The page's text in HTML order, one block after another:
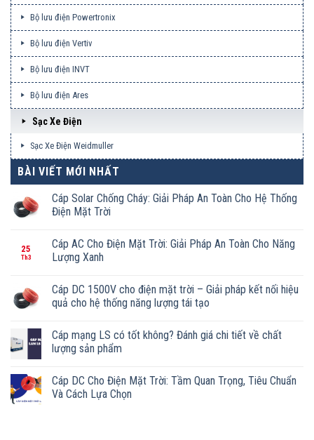
Bộ lưu điện Powertronix
Bộ lưu điện Vertiv
Bộ lưu điện INVT
Bộ lưu điện Ares
Sạc Xe Điện
Sạc Xe Điện Weidmuller
BÀI VIẾT MỚI NHẤT
Cáp Solar Chống Cháy: Giải Pháp An Toàn Cho Hệ Thống
Điện Mặt Trời
25
Th3
Cáp AC Cho Điện Mặt Trời: Giải Pháp An Toàn Cho Năng
Lượng Xanh
Cáp DC 1500V cho điện mặt trời – Giải pháp kết nối hiệu
quả cho hệ thống năng lượng tái tạo
Cáp mạng LS có tốt không? Đánh giá chi tiết về chất
lượng sản phẩm
Cáp DC Cho Điện Mặt Trời: Tầm Quan Trọng, Tiêu Chuẩn
Và Cách Lựa Chọn